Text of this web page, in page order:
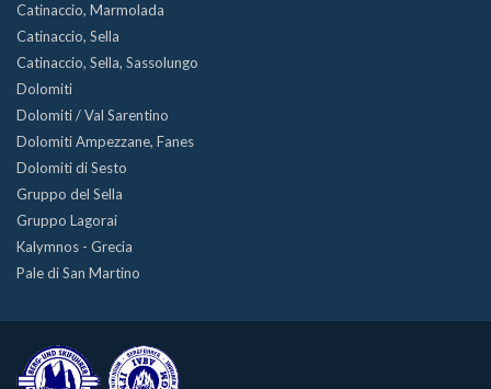
Catinaccio, Marmolada
Catinaccio, Sella
Catinaccio, Sella, Sassolungo
Dolomiti
Dolomiti / Val Sarentino
Dolomiti Ampezzane, Fanes
Dolomiti di Sesto
Gruppo del Sella
Gruppo Lagorai
Kalymnos - Grecia
Pale di San Martino